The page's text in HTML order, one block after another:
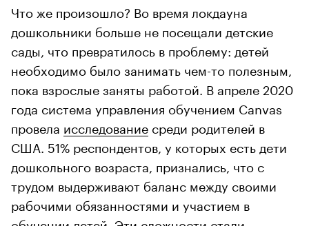
Что же произошло? Во время локдауна
дошкольники больше не посещали детские
сады, что превратилось в проблему: детей
необходимо было занимать чем-то полезным,
пока взрослые заняты работой. В апреле 2020
года система управления обучением Canvas
провела исследование среди родителей в
США. 51% респондентов, у которых есть дети
дошкольного возраста, признались, что с
трудом выдерживают баланс между своими
рабочими обязанностями и участием в